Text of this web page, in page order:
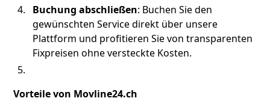
Buchung abschließen: Buchen Sie den
gewünschten Service direkt über unsere
Plattform und profitieren Sie von transparenten
Fixpreisen ohne versteckte Kosten.
Vorteile von Movline24.ch